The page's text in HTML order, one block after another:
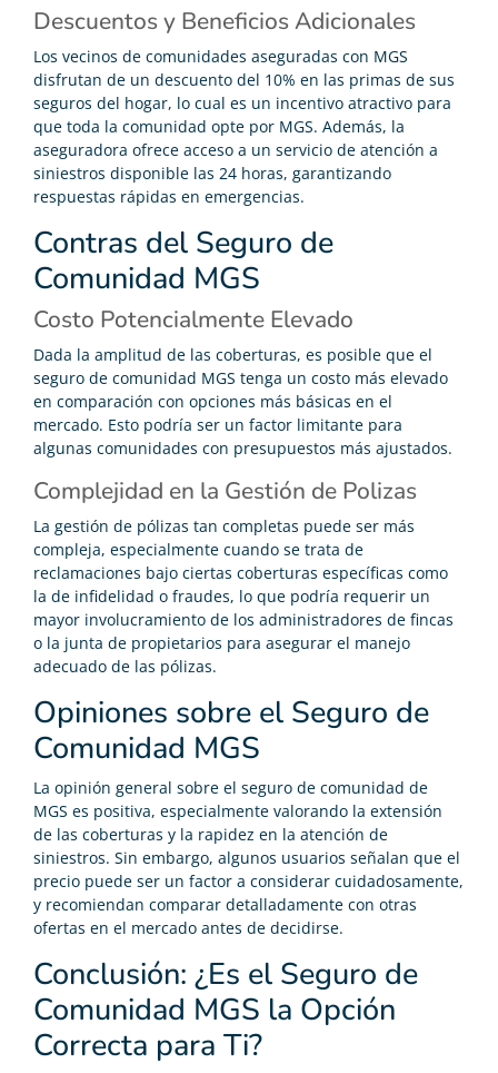
Descuentos y Beneficios Adicionales
Los vecinos de comunidades aseguradas con MGS
disfrutan de un descuento del 10% en las primas de sus
seguros del hogar, lo cual es un incentivo atractivo para
que toda la comunidad opte por MGS. Además, la
aseguradora ofrece acceso a un servicio de atención a
siniestros disponible las 24 horas, garantizando
respuestas rápidas en emergencias.
Contras del Seguro de
Comunidad MGS
Costo Potencialmente Elevado
Dada la amplitud de las coberturas, es posible que el
seguro de comunidad MGS tenga un costo más elevado
en comparación con opciones más básicas en el
mercado. Esto podría ser un factor limitante para
algunas comunidades con presupuestos más ajustados.
Complejidad en la Gestión de Polizas
La gestión de pólizas tan completas puede ser más
compleja, especialmente cuando se trata de
reclamaciones bajo ciertas coberturas específicas como
la de infidelidad o fraudes, lo que podría requerir un
mayor involucramiento de los administradores de fincas
o la junta de propietarios para asegurar el manejo
adecuado de las pólizas.
Opiniones sobre el Seguro de
Comunidad MGS
La opinión general sobre el seguro de comunidad de
MGS es positiva, especialmente valorando la extensión
de las coberturas y la rapidez en la atención de
siniestros. Sin embargo, algunos usuarios señalan que el
precio puede ser un factor a considerar cuidadosamente,
y recomiendan comparar detalladamente con otras
ofertas en el mercado antes de decidirse.
Conclusión: ¿Es el Seguro de
Comunidad MGS la Opción
Correcta para Ti?